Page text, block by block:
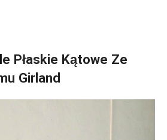
Płaskie Kątowe Ze
Girland